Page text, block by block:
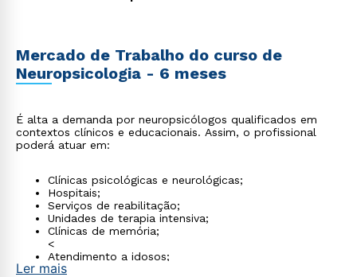
Mercado de Trabalho do curso de
Neuropsicologia - 6 meses
É alta a demanda por neuropsicólogos qualificados em
contextos clínicos e educacionais. Assim, o profissional
poderá atuar em:
Clínicas psicológicas e neurológicas;
Hospitais;
Serviços de reabilitação;
Unidades de terapia intensiva;
Clínicas de memória;
<
Atendimento a idosos;
Avaliação de transtornos do neurodesenvolvimento e
Ler mais